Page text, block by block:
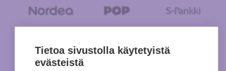
Tietoa sivustolla käytetyistä
evästeistä